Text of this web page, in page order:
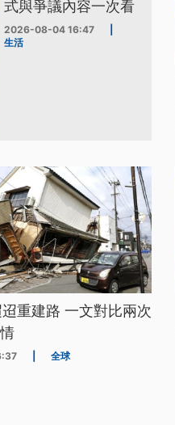
式與爭議內容一次看
2026-08-04 16:47
生活
重建路 一文對比兩次
全球